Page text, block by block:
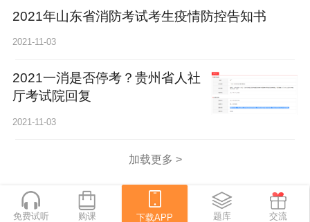
2021年山东省消防考试考生疫情防控告知书
2021-11-03
2021一消是否停考？贵州省人社
厅考试院回复
2021-11-03
加载更多 >
下载APP
免费试听 购课 下载APP 题库 交流